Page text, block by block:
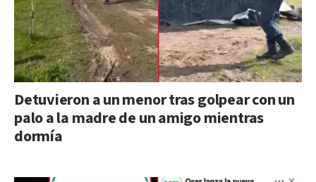
Detuvieron a un menor tras golpear con un
palo a la madre de un amigo mientras
dormía